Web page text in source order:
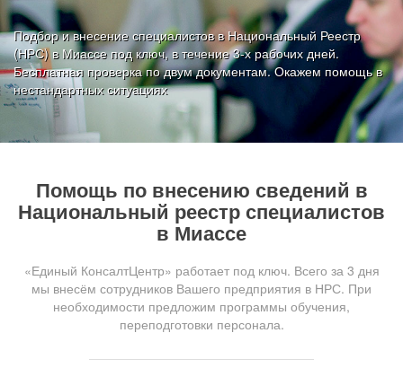
Подбор и внесение специалистов в Национальный Реестр
(НРС) в Миассе под ключ, в течение 3-х рабочих дней.
Бесплатная проверка по двум документам. Окажем помощь в
нестандартных ситуациях
Помощь по внесению сведений в
Национальный реестр специалистов
в Миассе
«Единый КонсалтЦентр» работает под ключ. Всего за 3 дня
мы внесём сотрудников Вашего предприятия в НРС. При
необходимости предложим программы обучения,
переподготовки персонала.